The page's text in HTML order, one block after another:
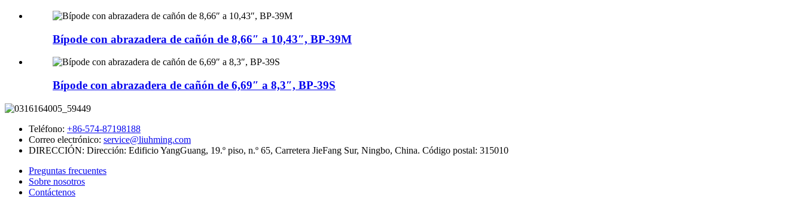
Bípode con abrazadera de cañón de 8,66″ a 10,43″, BP-39M
Bípode con abrazadera de cañón de 6,69″ a 8,3″, BP-39S
Teléfono: +86-574-87198188
Correo electrónico: service@liuhming.com
DIRECCIÓN: Dirección: Edificio YangGuang, 19.º piso, n.º 65, Carretera JieFang Sur, Ningbo, China. Código postal: 315010
Preguntas frecuentes
Sobre nosotros
Contáctenos